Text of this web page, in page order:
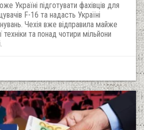
Україні підготувати фахівців для
F-16 та надасть Україні
Чехія вже відправила майже
та понад чотири мільйони